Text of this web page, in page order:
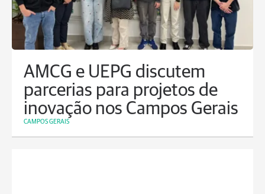
AMCG e UEPG discutem
parcerias para projetos de
inovação nos Campos Gerais
CAMPOS GERAIS